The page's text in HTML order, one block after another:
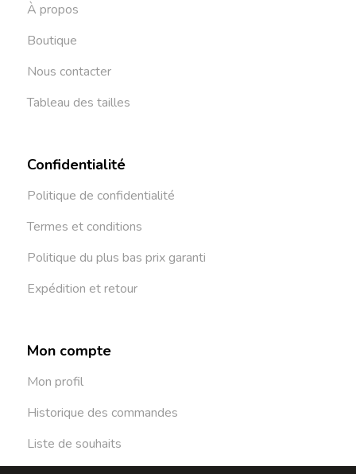
À propos
Boutique
Nous contacter
Tableau des tailles
Confidentialité
Politique de confidentialité
Termes et conditions
Politique du plus bas prix garanti
Expédition et retour
Mon compte
Mon profil
Historique des commandes
Liste de souhaits